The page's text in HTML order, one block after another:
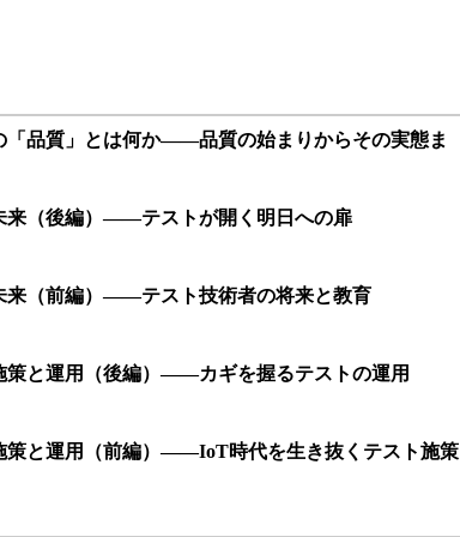
「品質」とは何か――品質の始まりからその実態ま
来（後編）――テストが開く明日への扉
来（前編）――テスト技術者の将来と教育
策と運用（後編）――カギを握るテストの運用
策と運用（前編）――IoT時代を生き抜くテスト施策